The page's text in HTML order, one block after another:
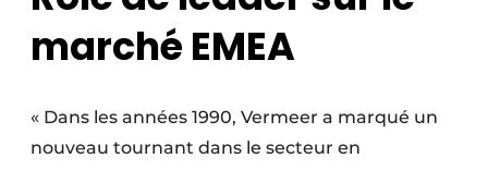
marché EMEA
« Dans les années 1990, Vermeer a marqué un
nouveau tournant dans le secteur en